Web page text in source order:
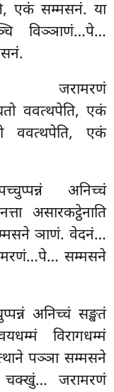
एकं सम्मसनं. या
विञ्ञाणं…पे…
जरामरणं
ववत्थपेति, एकं
ववत्थपेति, एकं
अनिच्चं
असारकट्ठेनाति
ञाणं. वेदनं…
सम्मसने
अनिच्चं सङ्खतं
विरागधम्मं
पञ्ञा सम्मसने
जरामरणं